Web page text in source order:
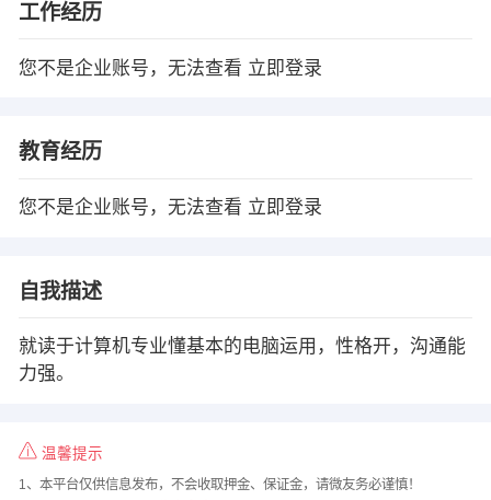
工作经历
您不是企业账号，无法查看 立即登录
教育经历
您不是企业账号，无法查看 立即登录
自我描述
就读于计算机专业懂基本的电脑运用，性格开，沟通能
力强。
温馨提示
1、本平台仅供信息发布，不会收取押金、保证金，请微友务必谨慎！